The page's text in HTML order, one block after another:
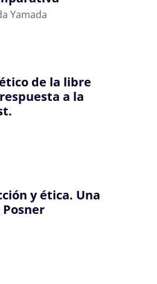
Yamada
de la libre
a la
y ética. Una